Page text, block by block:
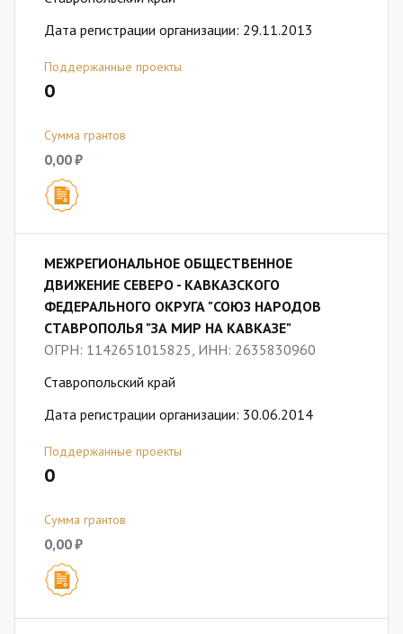
Дата регистрации организации: 29.11.2013
Поддержанные проекты
0
Сумма грантов
0,00 ₽
МЕЖРЕГИОНАЛЬНОЕ ОБЩЕСТВЕННОЕ
ДВИЖЕНИЕ СЕВЕРО - КАВКАЗСКОГО
ФЕДЕРАЛЬНОГО ОКРУГА "СОЮЗ НАРОДОВ
СТАВРОПОЛЬЯ "ЗА МИР НА КАВКАЗЕ"
ОГРН: 1142651015825, ИНН: 2635830960
Ставропольский край
Дата регистрации организации: 30.06.2014
Поддержанные проекты
0
Сумма грантов
0,00 ₽